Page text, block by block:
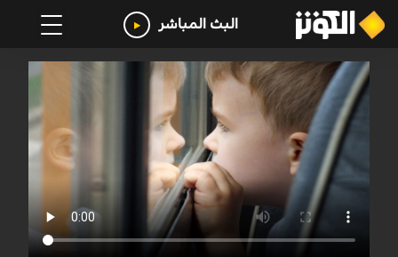
البث المباشر